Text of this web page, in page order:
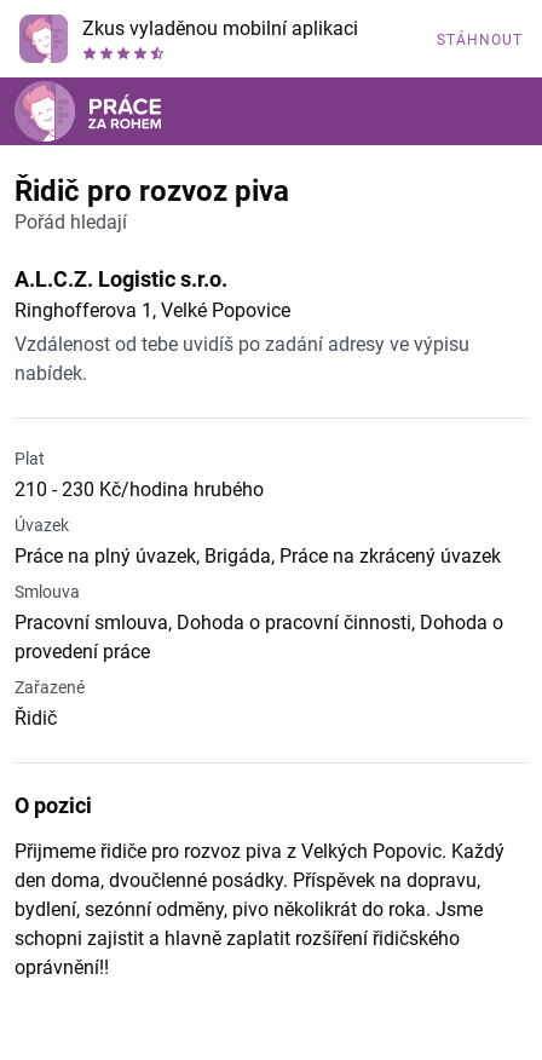
Zkus vyladěnou mobilní aplikaci STÁHNOUT
Řidič pro rozvoz piva
Pořád hledají
A.L.C.Z. Logistic s.r.o.
Ringhofferova 1, Velké Popovice
Vzdálenost od tebe uvidíš po zadání adresy ve výpisu
nabídek.
Plat
210 - 230 Kč/hodina hrubého
Úvazek
Práce na plný úvazek, Brigáda, Práce na zkrácený úvazek
Smlouva
Pracovní smlouva, Dohoda o pracovní činnosti, Dohoda o
provedení práce
Zařazené
Řidič
O pozici
Přijmeme řidiče pro rozvoz piva z Velkých Popovic. Každý
den doma, dvoučlenné posádky. Příspěvek na dopravu,
bydlení, sezónní odměny, pivo několikrát do roka. Jsme
schopni zajistit a hlavně zaplatit rozšíření řidičského
oprávnění!!